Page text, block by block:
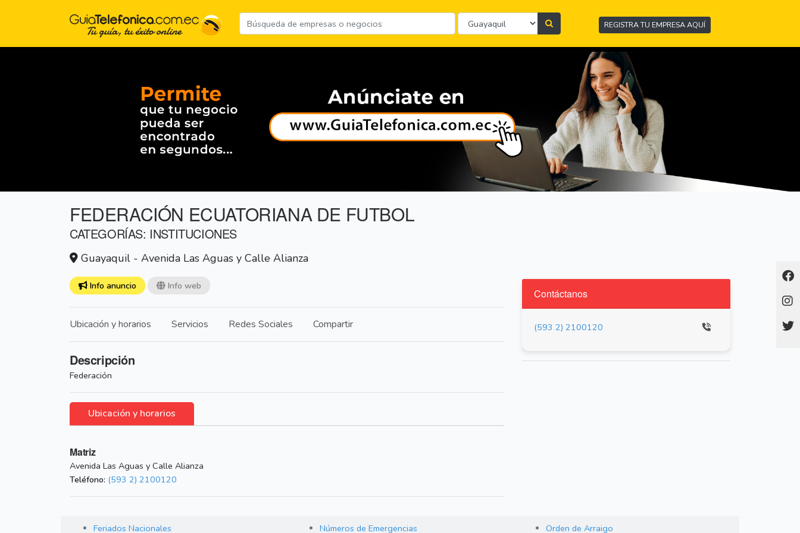
REGISTRA TU EMPRESA AQUÍ
FEDERACIÓN ECUATORIANA DE FUTBOL
CATEGORÍAS: INSTITUCIONES
Guayaquil - Avenida Las Aguas y Calle Alianza
Info anuncio Info web
Ubicación y horarios Servicios Redes Sociales Compartir
Descripción
Federación
Ubicación y horarios
Matriz
Avenida Las Aguas y Calle Alianza
Teléfono: (593 2) 2100120
Contáctanos
(593 2) 2100120
Feriados Nacionales Números de Emergencias Orden de Arraigo